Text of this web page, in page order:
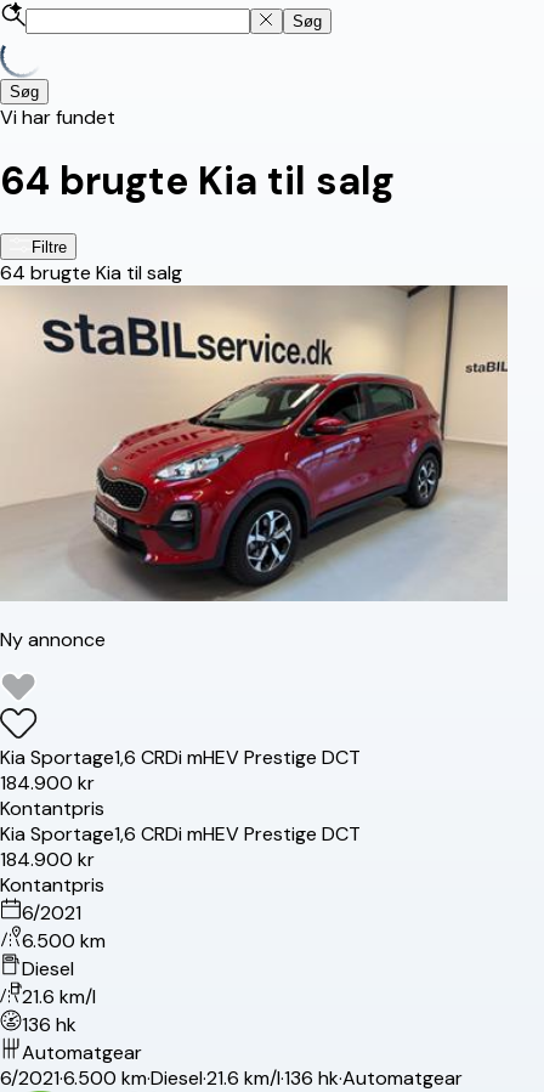
Søg
Søg
Vi har fundet
64 brugte Kia til salg
Filtre
64 brugte Kia til salg
Ny annonce
KiaSportage1,6 CRDi mHEV Prestige DCT
184.900 kr
Kontantpris
KiaSportage1,6 CRDi mHEV Prestige DCT
184.900 kr
Kontantpris
6/2021
6.500 km
Diesel
21.6 km/l
136 hk
Automatgear
6/2021·6.500 km·Diesel·21.6 km/l·136 hk·Automatgear